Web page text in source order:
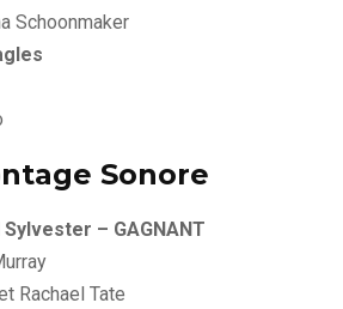
Schoonmaker
Sonore
Sylvester – GAGNANT
Rachael Tate